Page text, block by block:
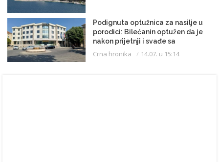
Podignuta optužnica za nasilje u
porodici: Bilećanin optužen da je
nakon prijetnji i svađe sa
partnerkom zapalio kuću
Crna hronika 14.07. u 15:14